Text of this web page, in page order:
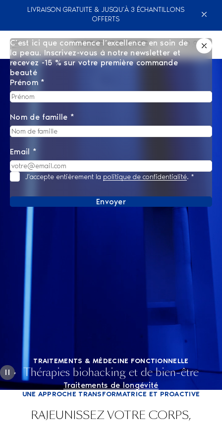
LIVRAISON GRATUITE & JUSQU’À 3 ÉCHANTILLONS
OFFERTS
TRAITEMENTS & MÉDECINE FONCTIONNELLE
Thérapies biohacking et de bien-être
Traitements de longévité
UNE APPROCHE TRANSFORMATRICE ET PROACTIVE
RAJEUNISSEZ VOTRE CORPS,
C’est ici que commence l’excellence en soin de
la peau. Inscrivez-vous à notre newsletter et
recevez -15 % sur votre première commande
beauté
Prénom *
Nom de famille *
Email *
J'accepte entièrement la politique de confidentialité. *
Envoyer